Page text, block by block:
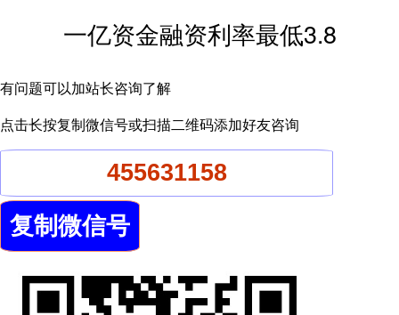
一亿资金融资利率最低3.8
有问题可以加站长咨询了解
点击长按复制微信号或扫描二维码添加好友咨询